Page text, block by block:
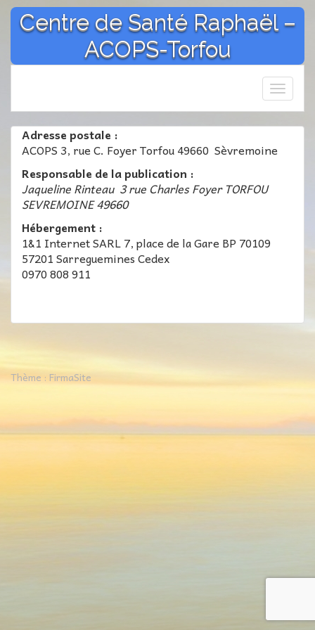
Aller
contenu
Centre de Santé Raphaël –
ACOPS-Torfou
la
Adresse postale :
ACOPS 3, rue C. Foyer Torfou 49660 Sèvremoine
Responsable de la publication :
Jaqueline Rinteau 3 rue Charles Foyer TORFOU
SEVREMOINE 49660
Hébergement :
1&1 Internet SARL 7, place de la Gare BP 70109
57201 Sarreguemines Cedex
0970 808 911
Thème : FirmaSite